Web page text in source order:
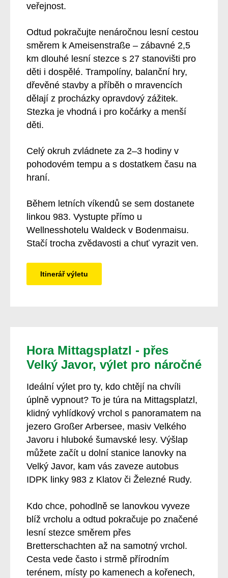
veřejnost.
Odtud pokračujte nenáročnou lesní cestou
směrem k Ameisenstraße – zábavné 2,5
km dlouhé lesní stezce s 27 stanovišti pro
děti i dospělé. Trampolíny, balanční hry,
dřevěné stavby a příběh o mravencích
dělají z procházky opravdový zážitek.
Stezka je vhodná i pro kočárky a menší
děti.
Celý okruh zvládnete za 2–3 hodiny v
pohodovém tempu a s dostatkem času na
hraní.
Během letních víkendů se sem dostanete
linkou 983. Vystupte přímo u
Wellnesshotelu Waldeck v Bodenmaisu.
Stačí trocha zvědavosti a chuť vyrazit ven.
Itinerář výletu
Hora Mittagsplatzl - přes
Velký Javor, výlet pro náročné
Ideální výlet pro ty, kdo chtějí na chvíli
úplně vypnout? To je túra na Mittagsplatzl,
klidný vyhlídkový vrchol s panoramatem na
jezero Großer Arbersee, masiv Velkého
Javoru i hluboké šumavské lesy. Výšlap
můžete začít u dolní stanice lanovky na
Velký Javor, kam vás zaveze autobus
IDPK linky 983 z Klatov či Železné Rudy.
Kdo chce, pohodlně se lanovkou vyveze
blíž vrcholu a odtud pokračuje po značené
lesní stezce směrem přes
Bretterschachten až na samotný vrchol.
Cesta vede často i strmě přírodním
terénem, místy po kamenech a kořenech,